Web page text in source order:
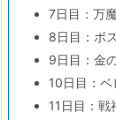
7日目：万
8日目：ボ
9日目：金
10日目：
11日目：戦